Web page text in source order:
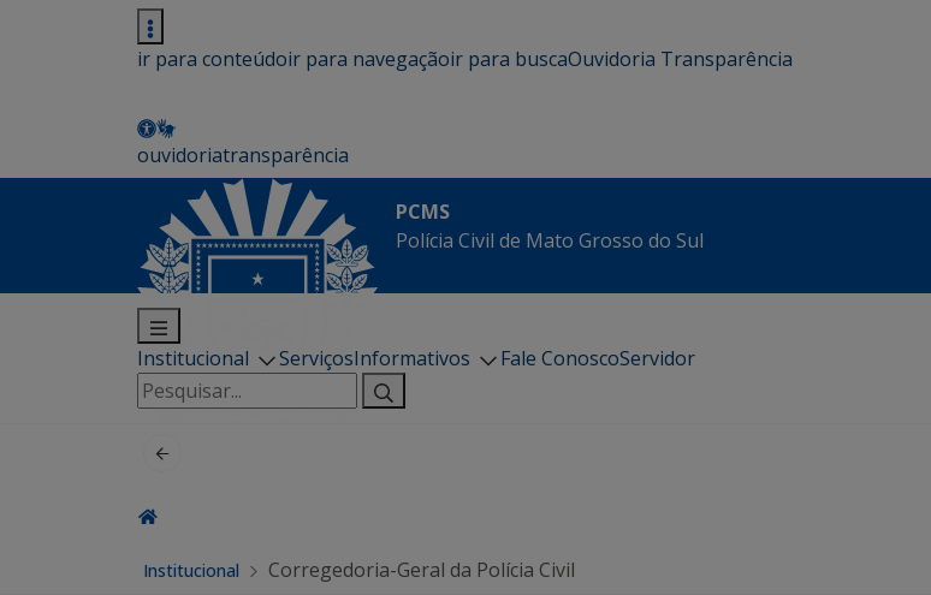
ir para conteúdoir para navegaçãoir para buscaOuvidoria Transparência
ouvidoriatransparência
PCMS
Polícia Civil de Mato Grosso do Sul
Institucional ServiçosInformativos Fale ConoscoServidor
Pesquisar
por:
Institucional Corregedoria-Geral da Polícia Civil